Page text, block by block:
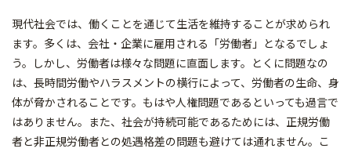
現代社会では、働くことを通じて生活を維持することが求められ
ます。多くは、会社・企業に雇用される「労働者」となるでしょ
う。しかし、労働者は様々な問題に直面します。とくに問題なの
は、長時間労働やハラスメントの横行によって、労働者の生命、身
体が脅かされることです。もはや人権問題であるといっても過言で
はありません。また、社会が持続可能であるためには、正規労働
者と非正規労働者との処遇格差の問題も避けては通れません。こ